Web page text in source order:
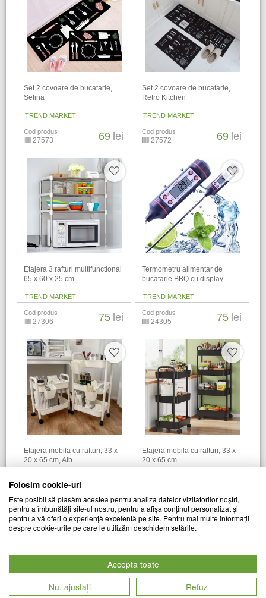
​Set 2 covoare de bucatarie,
Selina
TREND MARKET
Cod produs
27573 69 lei
​Set 2 covoare de bucatarie,
Retro Kitchen
TREND MARKET
Cod produs
27572 69 lei
Etajera 3 rafturi multifunctional
65 x 60 x 25 cm
TREND MARKET
Cod produs
27306 75 lei
Termometru alimentar de
bucatarie BBQ cu display
TREND MARKET
Cod produs
24305 75 lei
Etajera mobila cu rafturi, 33 x
20 x 65 cm, Alb
28540 79 lei
Etajera mobila cu rafturi, 33 x
20 x 65 cm
28300 89 lei
Folosim cookie-uri
Este posibil să plasăm acestea pentru analiza datelor vizitatorilor noștri,
pentru a îmbunătăți site-ul nostru, pentru a afișa conținut personalizat și
pentru a vă oferi o experiență excelentă pe site. Pentru mai multe informații
despre cookie-urile pe care le utilizăm deschidem setările.
Accepta toate
Nu, ajustați
Refuz